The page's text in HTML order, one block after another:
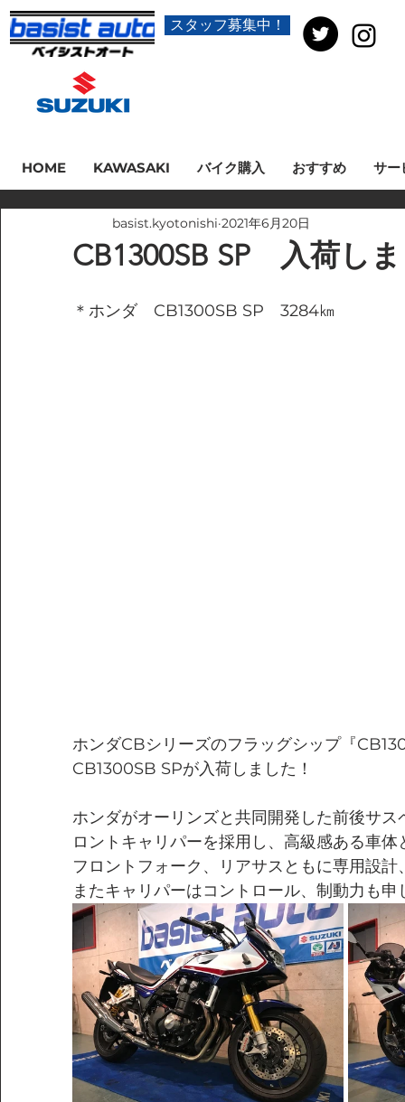
スタッフ募集中！
HOME KAWASAKI バイク購入 おすすめ サー
CB1300SB SP 入荷し
basist.kyotonishi 2021年6月20日
＊ホンダ　CB1300SB SP　3284㎞
ホンダCBシリーズのフラッグシップ『
CB1300SB SPが入荷しました！
ホンダがオーリンズと共同開発した前後サ
ロントキャリパーを採用し、高級感ある車体
フロントフォーク、リアサスともに専用設
またキャリパーはコントロール、制動力も申